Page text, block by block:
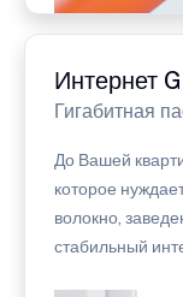
Интернет
Гигабитная
До Вашей
которое
волокно,
стабильный